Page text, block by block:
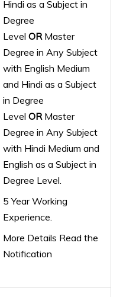
Hindi as a Subject in
Degree
Level ORMaster
Degree in Any Subject
with English Medium
and Hindi as a Subject
in Degree
Level ORMaster
Degree in Any Subject
with Hindi Medium and
English as a Subject in
Degree Level.
5 Year Working
Experience.
More Details Read the
Notification